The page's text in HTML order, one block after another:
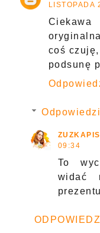
LISTOPADA
coś
podsunę
Odpowiedzi
09:34
To
widać
ODPOWIEDZ